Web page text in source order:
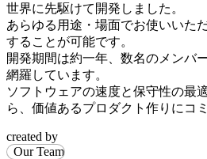
世界に先駆けて開発しました。
あらゆる用途・場面でお使いいた
することが可能です。
開発期間は約一年、数名のメンバ
網羅しています。
ソフトウェアの速度と保守性の最
ら、価値あるプロダクト作りにコ
created by
Our Team